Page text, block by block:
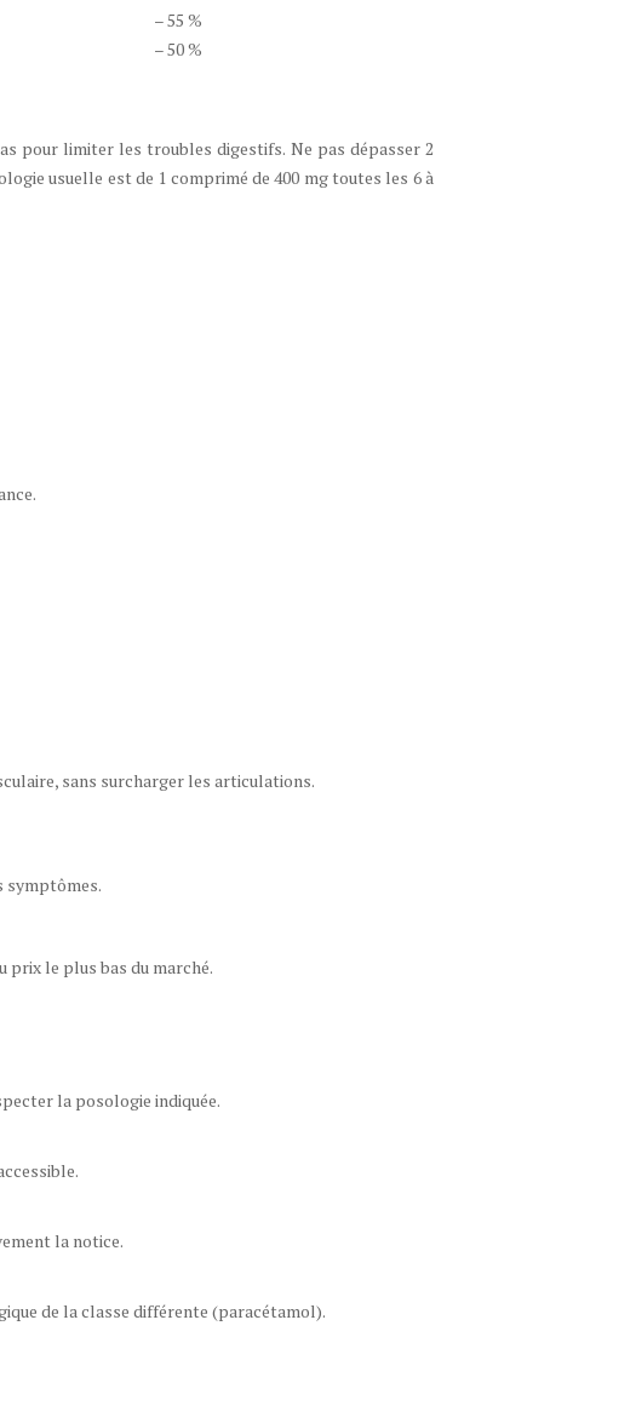
– 55 %
– 50 %
pour limiter les troubles digestifs. Ne pas dépasser 2
usuelle est de 1 comprimé de 400 mg toutes les 6 à
sans surcharger les articulations.
symptômes.
prix le plus bas du marché.
la posologie indiquée.
la notice.
de la classe différente (paracétamol).